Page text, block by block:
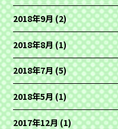
2018年9月(2)
2018年8月(1)
2018年7月(5)
2018年5月(1)
2017年12月(1)